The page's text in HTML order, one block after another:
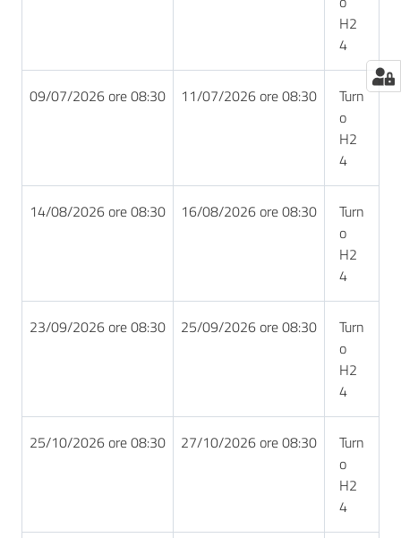
H2
4
09/07/2026 ore 08:30 11/07/2026 ore 08:30
Turn
o
H2
4
14/08/2026 ore 08:30 16/08/2026 ore 08:30
Turn
o
H2
4
23/09/2026 ore 08:30 25/09/2026 ore 08:30
Turn
o
H2
4
25/10/2026 ore 08:30 27/10/2026 ore 08:30
Turn
o
H2
4